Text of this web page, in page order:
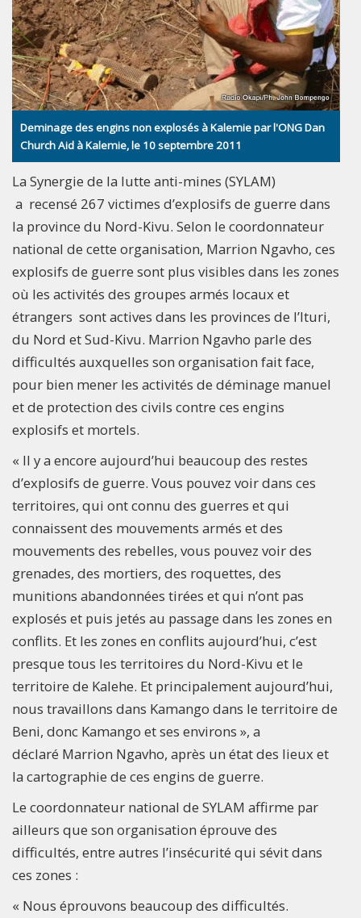
Deminage des engins non explosés à Kalemie par l'ONG Dan
Church Aid à Kalemie, le 10 septembre 2011
La Synergie de la lutte anti-mines (SYLAM)
a recensé 267 victimes d’explosifs de guerre dans
la province du Nord-Kivu. Selon le coordonnateur
national de cette organisation, Marrion Ngavho, ces
explosifs de guerre sont plus visibles dans les zones
où les activités des groupes armés locaux et
étrangers sont actives dans les provinces de l’Ituri,
du Nord et Sud-Kivu. Marrion Ngavho parle des
difficultés auxquelles son organisation fait face,
pour bien mener les activités de déminage manuel
et de protection des civils contre ces engins
explosifs et mortels.
« Il y a encore aujourd’hui beaucoup des restes
d’explosifs de guerre. Vous pouvez voir dans ces
territoires, qui ont connu des guerres et qui
connaissent des mouvements armés et des
mouvements des rebelles, vous pouvez voir des
grenades, des mortiers, des roquettes, des
munitions abandonnées tirées et qui n’ont pas
explosés et puis jetés au passage dans les zones en
conflits. Et les zones en conflits aujourd’hui, c’est
presque tous les territoires du Nord-Kivu et le
territoire de Kalehe. Et principalement aujourd’hui,
nous travaillons dans Kamango dans le territoire de
Beni, donc Kamango et ses environs », a
déclaré Marrion Ngavho, après un état des lieux et
la cartographie de ces engins de guerre.
Le coordonnateur national de SYLAM affirme par
ailleurs que son organisation éprouve des
difficultés, entre autres l’insécurité qui sévit dans
ces zones :
« Nous éprouvons beaucoup des difficultés.